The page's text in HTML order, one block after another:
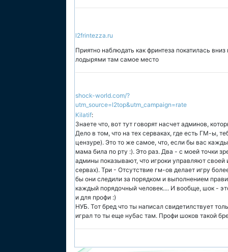
l2frintezza.ru
Приятно наблюдать как фринтеза покатилась
лодырями там самое место
shock-world.com/?
utm_source=l2top&utm_campaign=rate
Kilatif:
Знаете что, вот тут говорят насчет админов,
Дело в том, что на тех серваках, где есть ГМ-ы,
цензуре). Это то же самое, что, если бы вас
мама била по рту :). Это раз. Два - с моей точки
админы показывают, что игроки управляют своей
сервах). Три - Отсутствие гм-ов делает игру
бы они следили за порядком и выполнением
каждый порядочный человек.... И вообще, шок -
и для профи :)
НУБ. Тот бред что ты написал свидетилствует
играл то ты еще нубас там. Профи шоков такой